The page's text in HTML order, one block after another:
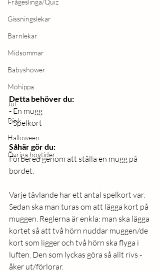
Frågeslinga/Quiz
Gissningslekar
Barnlekar
Midsommar
Babyshower
Möhippa
Jul
Påsk
Halloween
Övriga högtider
Detta behöver du:
- En mugg
- Spelkort
Såhär gör du:
Förbered genom att ställa en mugg på
bordet.
Varje tävlande har ett antal spelkort var.
Sedan ska man turas om att lägga kort på
muggen. Reglerna är enkla: man ska lägga
kortet så att två hörn nuddar muggen/de
kort som ligger och två hörn ska flyga i
luften. Den som lyckas göra så allt rivs -
åker ut/förlorar.